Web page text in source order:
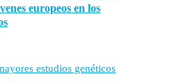
europeos en los